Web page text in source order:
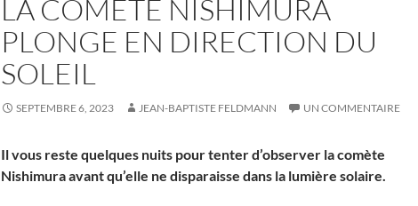
LA COMÈTE NISHIMURA
PLONGE EN DIRECTION DU
SOLEIL
SEPTEMBRE 6, 2023 JEAN-BAPTISTE FELDMANN UN COMMENTAIRE
Il vous reste quelques nuits pour tenter d’observer la comète
Nishimura avant qu’elle ne disparaisse dans la lumière solaire.